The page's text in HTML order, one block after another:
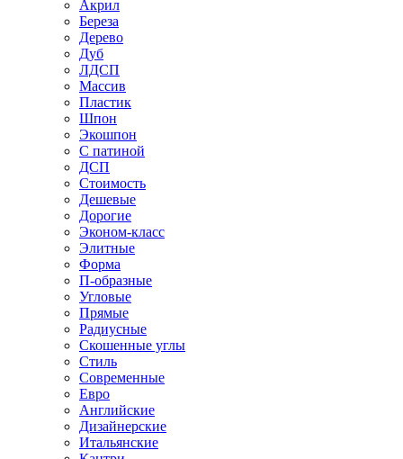
Акрил
Береза
Дерево
Дуб
ЛДСП
Массив
Пластик
Шпон
Экошпон
С патиной
ДСП
Стоимость
Дешевые
Дорогие
Эконом-класс
Элитные
Форма
П-образные
Угловые
Прямые
Радиусные
Скошенные углы
Стиль
Современные
Евро
Английские
Дизайнерские
Итальянские